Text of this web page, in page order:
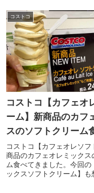
コストコ
コストコ【カフェオ
ーム】新商品のカフ
スのソフトクリーム
た。
コストコ【カフェオレソ
商品のカフェオレミックス
ム食べてきました。今回の
ックスソフトクリーム】も